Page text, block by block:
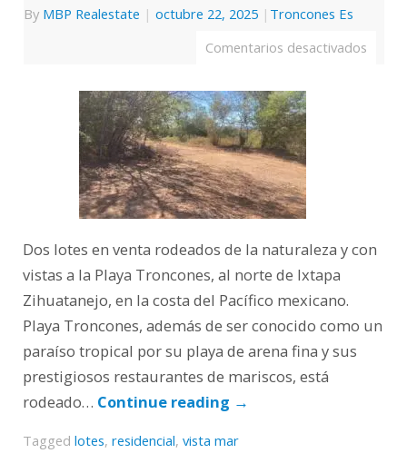
By MBP Realestate | octubre 22, 2025 | Troncones Es
Comentarios desactivados
Dos lotes en venta rodeados de la naturaleza y con
vistas a la Playa Troncones, al norte de Ixtapa
Zihuatanejo, en la costa del Pacífico mexicano.
Playa Troncones, además de ser conocido como un
paraíso tropical por su playa de arena fina y sus
prestigiosos restaurantes de mariscos, está
rodeado… Continue reading →
Tagged lotes, residencial, vista mar